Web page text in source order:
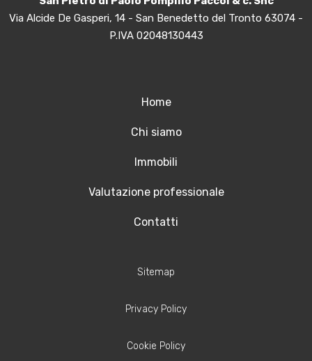
Via Alcide De Gasperi, 14 - San Benedetto del Tronto 63074 -
P.IVA 02048130443
Home
Chi siamo
Immobili
Valutazione professionale
Contatti
Sitemap
Privacy Policy
Cookie Policy